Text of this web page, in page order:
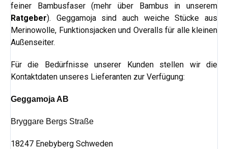
feiner Bambusfaser (mehr über Bambus in unserem
Ratgeber). Geggamoja sind auch weiche Stücke aus
Merinowolle, Funktionsjacken und Overalls für alle kleinen
Außenseiter.
Für die Bedürfnisse unserer Kunden stellen wir die
Kontaktdaten unseres Lieferanten zur Verfügung:
Geggamoja AB
Bryggare Bergs Straße
18247 Enebyberg Schweden